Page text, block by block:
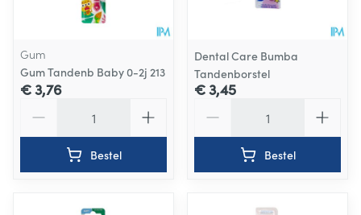
Gum
Gum Tandenb Baby 0-2j 213
€ 3,76
Bestel
Dental Care Bumba
Tandenborstel
€ 3,45
Bestel